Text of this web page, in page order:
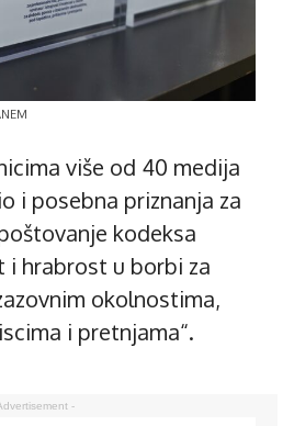
više od 40 medija
i posebna priznanja za
kodeksa
i hrabrost u borbi za
okolnostima,
i pretnjama“.
-